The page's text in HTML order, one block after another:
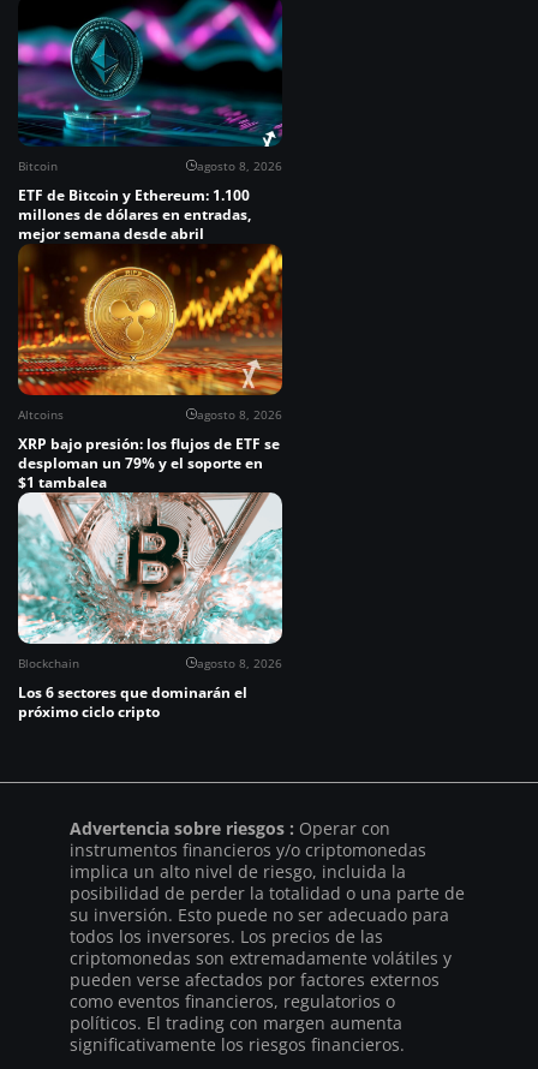
Bitcoin agosto 8, 2026
ETF de Bitcoin y Ethereum: 1.100
millones de dólares en entradas,
mejor semana desde abril
Altcoins agosto 8, 2026
XRP bajo presión: los flujos de ETF se
desploman un 79% y el soporte en
$1 tambalea
Blockchain agosto 8, 2026
Los 6 sectores que dominarán el
próximo ciclo cripto
Advertencia sobre riesgos : Operar con
instrumentos financieros y/o criptomonedas
implica un alto nivel de riesgo, incluida la
posibilidad de perder la totalidad o una parte de
su inversión. Esto puede no ser adecuado para
todos los inversores. Los precios de las
criptomonedas son extremadamente volátiles y
pueden verse afectados por factores externos
como eventos financieros, regulatorios o
políticos. El trading con margen aumenta
significativamente los riesgos financieros.